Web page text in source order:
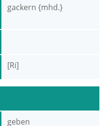
gackern {mhd.}
[Ri]
geben